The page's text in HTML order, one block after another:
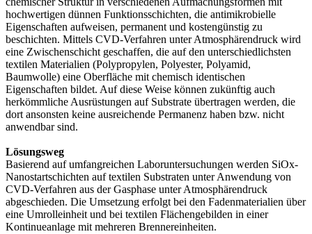
hochwertigen dünnen Funktionsschichten, die antimikrobielle
Eigenschaften aufweisen, permanent und kostengünstig zu
beschichten. Mittels CVD-Verfahren unter Atmosphärendruck wird
eine Zwischenschicht geschaffen, die auf den unterschiedlichsten
textilen Materialien (Polypropylen, Polyester, Polyamid,
Baumwolle) eine Oberfläche mit chemisch identischen
Eigenschaften bildet. Auf diese Weise können zukünftig auch
herkömmliche Ausrüstungen auf Substrate übertragen werden, die
dort ansonsten keine ausreichende Permanenz haben bzw. nicht
anwendbar sind.
Lösungsweg
Basierend auf umfangreichen Laboruntersuchungen werden SiOx-
Nanostartschichten auf textilen Substraten unter Anwendung von
CVD-Verfahren aus der Gasphase unter Atmosphärendruck
abgeschieden. Die Umsetzung erfolgt bei den Fadenmaterialien über
eine Umrolleinheit und bei textilen Flächengebilden in einer
Kontinueanlage mit mehreren Brennereinheiten.